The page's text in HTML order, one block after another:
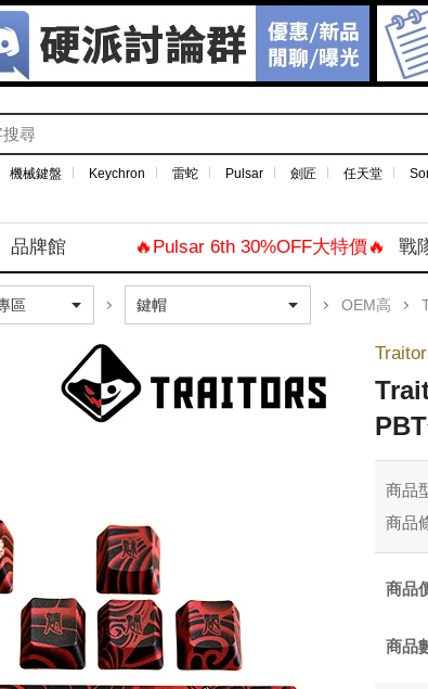
機械鍵盤 Keychron 雷蛇 Pulsar 劍匠 任天堂
品牌館 🔥Pulsar 6th 30%OFF大特價🔥 戰
OEM高
商品
商品
商品
商品